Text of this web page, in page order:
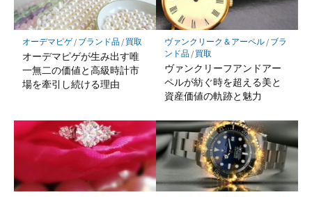
オーデマピゲ/ ブランド品/ 買取
オーデマピゲが生み出す唯
一無二の価値と高級時計市
場を牽引し続ける理由
ヴァンクリーク＆アーペル/ ブラ
ンド品/ 買取
ヴァンクリーフアンドアー
ペルが紡ぐ時を超える美と
資産価値の軌跡と魅力